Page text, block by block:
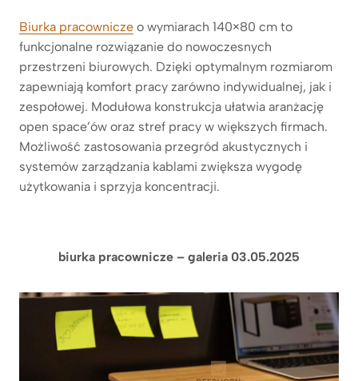
Biurka pracownicze o wymiarach 140×80 cm to
funkcjonalne rozwiązanie do nowoczesnych
przestrzeni biurowych. Dzięki optymalnym rozmiarom
zapewniają komfort pracy zarówno indywidualnej, jak i
zespołowej. Modułowa konstrukcja ułatwia aranżację
open space’ów oraz stref pracy w większych firmach.
Możliwość zastosowania przegród akustycznych i
systemów zarządzania kablami zwiększa wygodę
użytkowania i sprzyja koncentracji.
biurka pracownicze – galeria 03.05.2025